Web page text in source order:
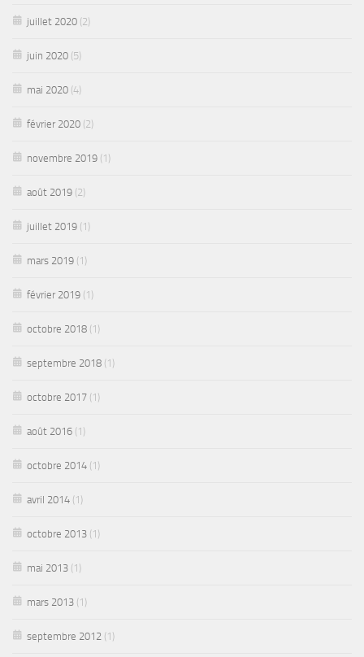
juillet 2020 (2)
juin 2020 (5)
mai 2020 (4)
février 2020 (2)
novembre 2019 (1)
août 2019 (2)
juillet 2019 (1)
mars 2019 (1)
février 2019 (1)
octobre 2018 (1)
septembre 2018 (1)
octobre 2017 (1)
août 2016 (1)
octobre 2014 (1)
avril 2014 (1)
octobre 2013 (1)
mai 2013 (1)
mars 2013 (1)
septembre 2012 (1)